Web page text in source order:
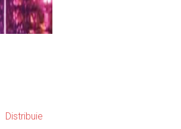
Distribuie